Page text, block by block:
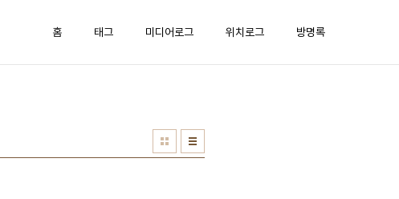
홈 태그 미디어로그 위치로그 방명록